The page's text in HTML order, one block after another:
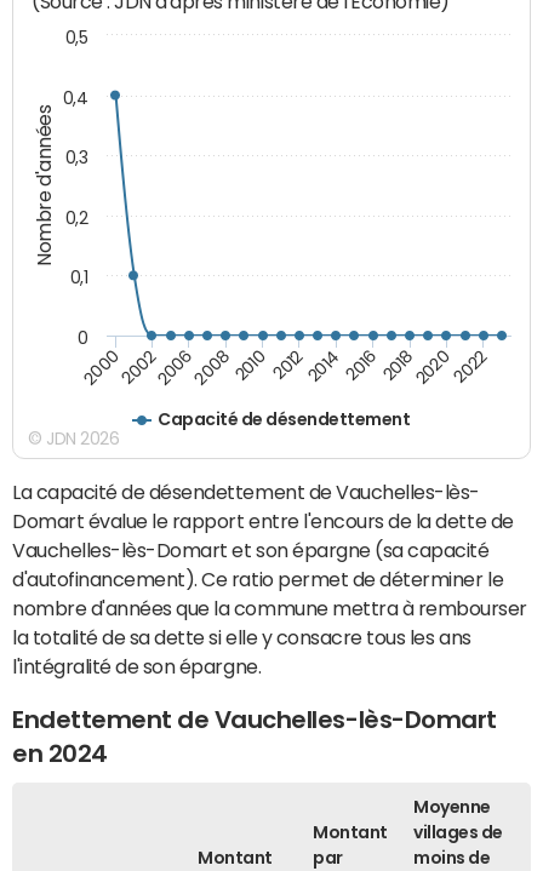
Nombre d'années
Capacité de désendettement
20002002200620082010 201220142016201820202022
0
0,1
0,2
0,3
0,4
0,5
© JDN 2026
La capacité de désendettement de Vauchelles-lès-
Domart évalue le rapport entre l'encours de la dette de
Vauchelles-lès-Domart et son épargne (sa capacité
d'autofinancement). Ce ratio permet de déterminer le
nombre d'années que la commune mettra à rembourser
la totalité de sa dette si elle y consacre tous les ans
l'intégralité de son épargne.
Endettement de Vauchelles-lès-Domart
en 2024
Montant
Montant
par
Moyenne
villages de
moins de